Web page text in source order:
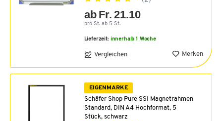
ab Fr. 21.10
pro St. ab 5 St.
Lieferzeit: innerhalb 1 Woche
Vergleichen Merken
EIGENMARKE
Schäfer Shop Pure SSI Magnetrahmen
Standard, DIN A4 Hochformat, 5
Stück, schwarz